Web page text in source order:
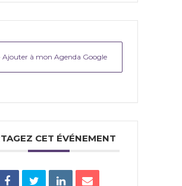
Ajouter à mon Agenda Google
CET ÉVÉNEMENT